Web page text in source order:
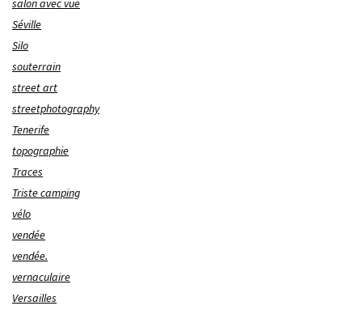
salon avec vue
Séville
Silo
souterrain
street art
streetphotography
Tenerife
topographie
Traces
Triste camping
vélo
vendée
vendée.
vernaculaire
Versailles